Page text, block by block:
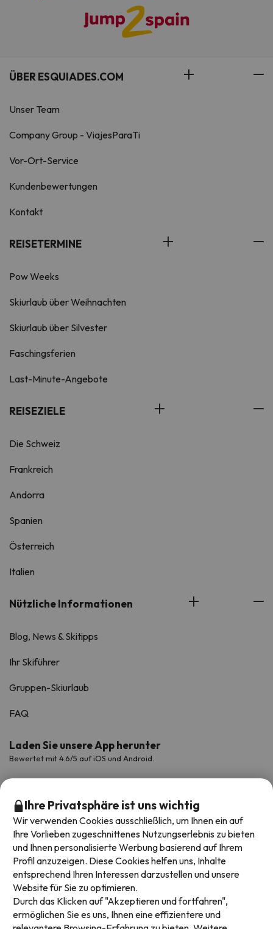
ÜBER ESQUIADES.COM
Unser Team
Company Group - ViajesParaTi
Vor-Ort-Service
Kundenbewertungen
Kontakt
REISETERMINE
Pow Weeks
Skiurlaub über Weihnachten
Skiurlaub über Silvester
Faschingsferien
Last-Minute-Angebote
REISEZIELE
Die Schweiz
Frankreich
Andorra
Spanien
Österreich
Italien
Nützliche Informationen
Blog, News & Skitipps
Ihr Skiführer
Gruppen-Skiurlaub
FAQ
Laden Sie unsere App herunter
Bewertet mit 4.6/5 auf iOS und Android.
Verfügbare Zahlungsarten
Ihre Privatsphäre ist uns wichtig
Wir verwenden Cookies ausschließlich, um Ihnen ein auf
Ihre Vorlieben zugeschnittenes Nutzungserlebnis zu bieten
und Ihnen personalisierte Werbung basierend auf Ihrem
Profil anzuzeigen. Diese Cookies helfen uns, Inhalte
entsprechend Ihren Interessen darzustellen und unsere
Website für Sie zu optimieren.
Durch das Klicken auf "Akzeptieren und fortfahren",
ermöglichen Sie es uns, Ihnen eine effizientere und